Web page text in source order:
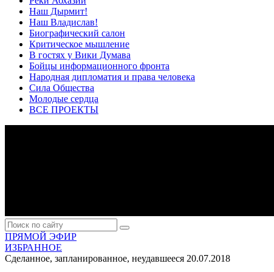
Наш Дырмит!
Наш Владислав!
Биографический салон
Критическое мышление
В гостях у Вики Думава
Бойцы информационного фронта
Народная дипломатия и права человека
Сила Общества
Молодые сердца
ВСЕ ПРОЕКТЫ
ПРЯМОЙ ЭФИР
ИЗБРАННОЕ
Сделанное, запланированное, неудавшееся 20.07.2018